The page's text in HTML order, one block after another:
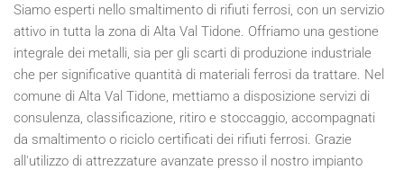
Siamo esperti nello smaltimento di rifiuti ferrosi, con un servizio
attivo in tutta la zona di Alta Val Tidone. Offriamo una gestione
integrale dei metalli, sia per gli scarti di produzione industriale
che per significative quantità di materiali ferrosi da trattare. Nel
comune di Alta Val Tidone, mettiamo a disposizione servizi di
consulenza, classificazione, ritiro e stoccaggio, accompagnati
da smaltimento o riciclo certificati dei rifiuti ferrosi. Grazie
all'utilizzo di attrezzature avanzate presso il nostro impianto